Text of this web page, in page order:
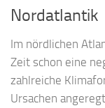
Nordatlantik
Im nördlichen
Zeit schon eine
zahlreiche
Ursachen